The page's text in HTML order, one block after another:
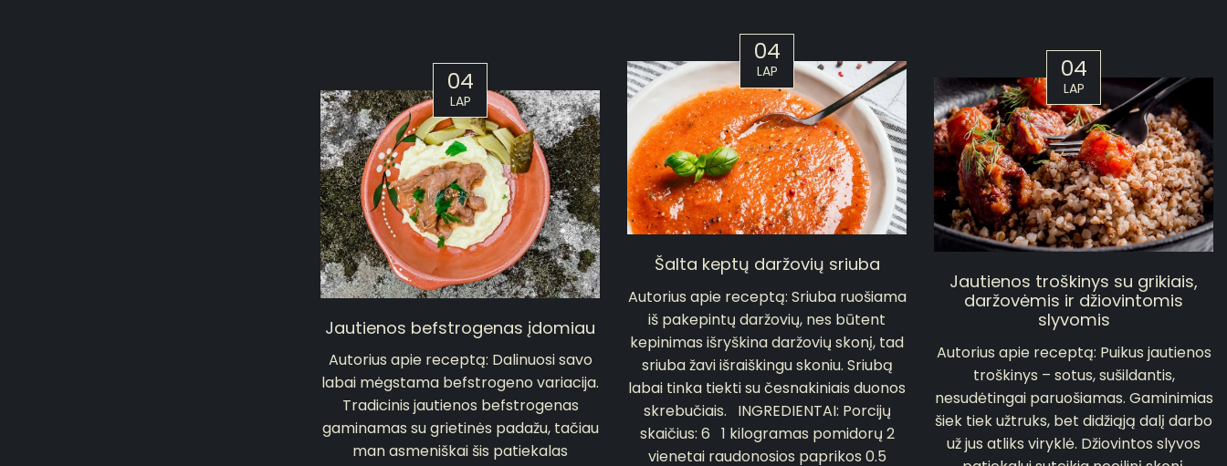
04
LAP
Šalta keptų daržovių sriuba
Autorius apie receptą: Sriuba ruošiama
iš pakepintų daržovių, nes būtent
kepinimas išryškina daržovių skonį, tad
sriuba žavi išraiškingu skoniu. Sriubą
labai tinka tiekti su česnakiniais duonos
skrebučiais. INGREDIENTAI: Porcijų
skaičius: 6 1 kilogramas pomidorų 2
vienetai raudonosios paprikos 0.5
04
LAP
Jautienos troškinys su grikiais,
daržovėmis ir džiovintomis
slyvomis
Autorius apie receptą: Puikus jautienos
troškinys – sotus, sušildantis,
nesudėtingai paruošiamas. Gaminimias
šiek tiek užtruks, bet didžiąją dalį darbo
už jus atliks viryklė. Džiovintos slyvos
04
LAP
Jautienos befstrogenas įdomiau
Autorius apie receptą: Dalinuosi savo
labai mėgstama befstrogeno variacija.
Tradicinis jautienos befstrogenas
gaminamas su grietinės padažu, tačiau
man asmeniškai šis patiekalas